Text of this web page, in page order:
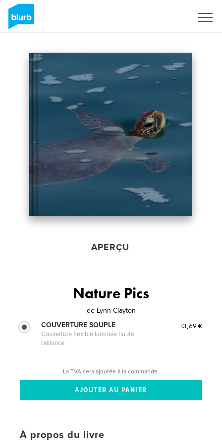
APERÇU
Nature Pics
de Lynn Clayton
COUVERTURE SOUPLE
Couverture flexible laminée haute
brillance
13,69 €
La TVA sera ajoutée à la commande.
À propos du livre